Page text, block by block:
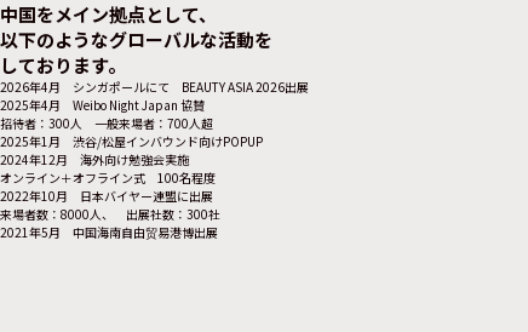
中国をメイン拠点として、
以下のようなグローバルな活動を
しております。
2026年4月 シンガポールにて BEAUTY ASIA 2026出展
2025年4月 Weibo Night Japan 協賛
招待者：300人 一般来場者：700人超
2025年1月 渋谷/松屋インバウンド向けPOPUP
2024年12月 海外向け勉強会実施
オンライン＋オフライン式 100名程度
2022年10月 日本バイヤー連盟に出展
来場者数：8000人、 出展社数：300社
2021年5月 中国海南自由贸易港博出展